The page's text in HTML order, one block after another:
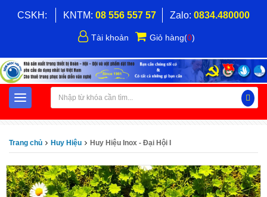
CSKH: KNTM: 08 556 557 57 Zalo: 0834.480000
Tài khoản Giỏ hàng(0)
Trang chủ Huy Hiệu Huy Hiệu Inox - Đại Hội I